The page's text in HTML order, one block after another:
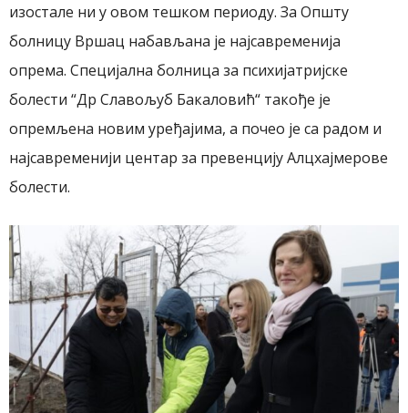
изостале ни у овом тешком периоду. За Општу
болницу Вршац набављана је најсавременија
опрема. Специјална болница за психијатријске
болести “Др Славољуб Бакаловић“ такође је
опремљена новим уређајима, а почео је са радом и
најсавременији центар за превенцију Алцхајмерове
болести.